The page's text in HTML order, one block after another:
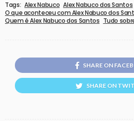
Tags: Alex Nabuco Alex Nabuco dos Santos
O que aconteceu com Alex Nabuco dos
Quem é Alex Nabuco dos Santos Tudo
SHARE ON
SHARE ON